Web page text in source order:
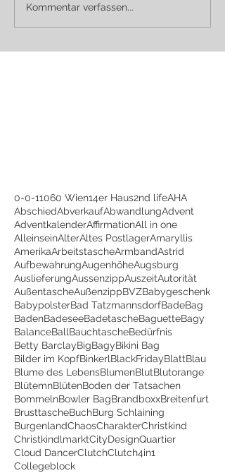
Kommentar verfassen...
0-0-11060 Wien14er Haus2nd lifeAHA
AbschiedAbverkaufAbwandlungAdvent
AdventkalenderAffirmationAll in one
AlleinseinAlterAltes PostlagerAmaryllis
AmerikaArbeitstascheArmbandAstrid
AufbewahrungAugenhöheAugsburg
AuslieferungAussenzippAuszeitAutorität
AußentascheAußenzippBVZBabygeschenk
BabypolsterBad TatzmannsdorfBadeBag
BadenBadeseeBadetascheBaguetteBagy
BalanceBallBauchtascheBedürfnis
Betty BarclayBigBagyBikini Bag
Bilder im KopfBinkerlBlackFridayBlattBlau
Blume des LebensBlumenBlutBlutorange
BlütemnBlütenBoden der Tatsachen
BommelnBowler BagBrandboxxBreitenfurt
BrusttascheBuchBurg Schlaining
BurgenlandChaosCharakterChristkind
ChristkindlmarktCityDesignQuartier
Cloud DancerClutchClutch4in1
Collegeblock